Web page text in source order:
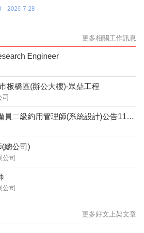
手掌前三指麻木、刺痛，夜間症狀尤為明
肌肉
2026-7-28
更多相關工作訊息
Engineer
板橋區(辦公大樓)-眾鼎工程
院本部資訊中心儲備員二級約用管理師(系統設計)公告1150487
總公司)
司
司
更多好文上架文章